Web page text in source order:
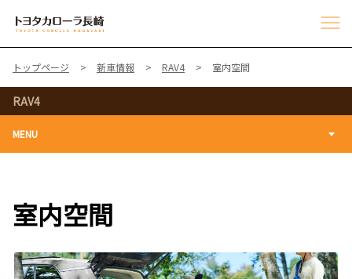
トップページ 新車情報 RAV4 室内空間
RAV4
MENU
室内空間